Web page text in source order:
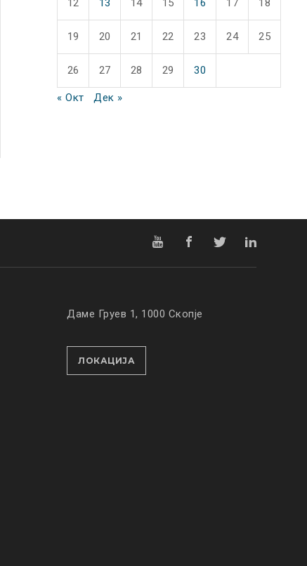
12 13 14 15 16 17 18
19 20 21 22 23 24 25
26 27 28 29 30
« Окт Дек »
Даме Груев 1, 1000 Скопје
ЛОКАЦИЈА